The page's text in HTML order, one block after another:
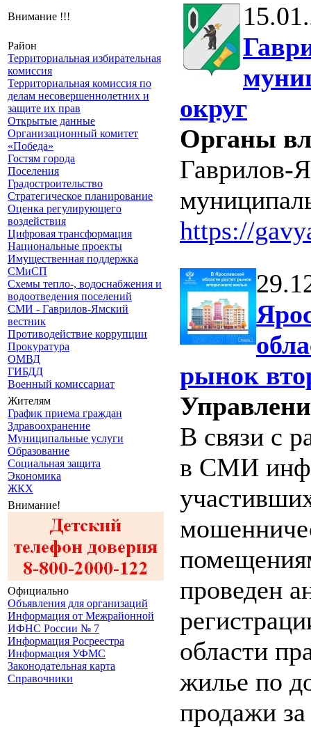
Внимание !!!
Район
Территориальная избирательная
комиссия
Территориальная комиссия по
делам несовершеннолетних и
защите их прав
Открытые данные
Организационный комитет
«Победа»
Гостям города
Поселения
Градостроительство
Стратегическое планирование
Оценка регулирующего
воздействия
Цифровая трансформация
Национальные проекты
Имущественная поддержка
СМиСП
Схемы тепло-, водоснабжения и
водоотведения поселений
СМИ - Гаврилов-Ямский
вестник
Противодействие коррупции
Прокуратура
ОМВД
ГИБДД
Военный комиссариат
Жителям
График приема граждан
Здравоохранение
Муниципальные услуги
Образование
Социальная защита
Экономика
ЖКХ
Внимание!
Официально
Объявления для организаций
Информация от Межрайонной
ИФНС России № 7
Информация Росреестра
Информация УФМС
Законодательная карта
Справочники
округ
Органы
Гаврилов-
https://
рынок
В связи с
в СМИ
проведен
области
жилье по
продажи за